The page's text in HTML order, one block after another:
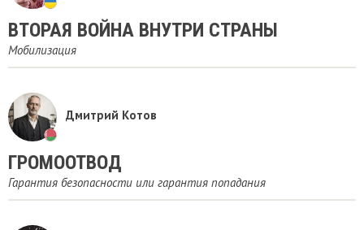
ВТОРАЯ ВОЙНА ВНУТРИ СТРАНЫ
Мобилизация
Дмитрий Котов
ГРОМООТВОД
Гарантия безопасности или гарантия попадания